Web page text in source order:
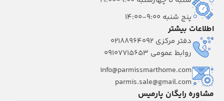
پنج شنبه 9:00-14:00
اطلاعات بیشتر
دفتر مرکزی 02188964092
روابط عمومی 09107715653
info@parmissmarthome.com
parmis.sale@gmail.com
مشاوره رایگان پارمیس